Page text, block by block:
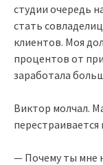
студии очередь
стать
клиентов. Моя
процентов от
заработала
Виктор молчал.
перестраивается
— Почему ты мне